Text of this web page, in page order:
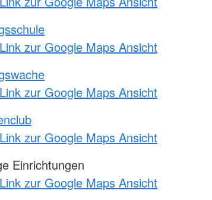
Link zur Google Maps Ansicht
Link zur Google Maps Ansicht
Link zur Google Maps Ansicht
Einrichtungen
Link zur Google Maps Ansicht